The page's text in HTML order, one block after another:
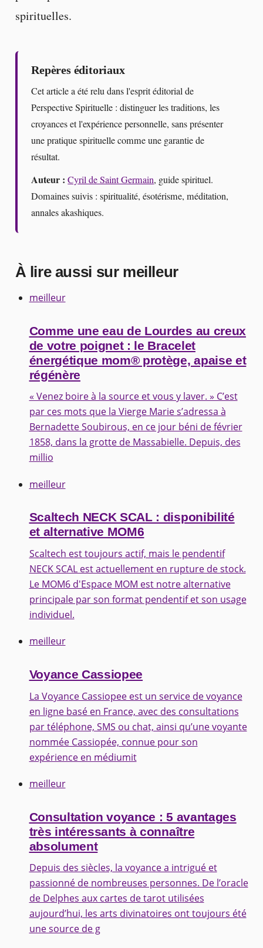
spirituelles.
Repères éditoriaux
Cet article a été relu dans l'esprit éditorial de
Perspective Spirituelle : distinguer les traditions, les
croyances et l'expérience personnelle, sans présenter
une pratique spirituelle comme une garantie de
résultat.
Auteur : Cyril de Saint Germain, guide spirituel.
Domaines suivis : spiritualité, ésotérisme, méditation,
annales akashiques.
À lire aussi sur meilleur
meilleur
Comme une eau de Lourdes au creux
de votre poignet : le Bracelet
énergétique mom® protège, apaise et
régénère
« Venez boire à la source et vous y laver. » C’est
par ces mots que la Vierge Marie s’adressa à
Bernadette Soubirous, en ce jour béni de février
1858, dans la grotte de Massabielle. Depuis, des
millio
meilleur
Scaltech NECK SCAL : disponibilité
et alternative MOM6
Scaltech est toujours actif, mais le pendentif
NECK SCAL est actuellement en rupture de stock.
Le MOM6 d'Espace MOM est notre alternative
principale par son format pendentif et son usage
individuel.
meilleur
Voyance Cassiopee
La Voyance Cassiopee est un service de voyance
en ligne basé en France, avec des consultations
par téléphone, SMS ou chat, ainsi qu’une voyante
nommée Cassiopée, connue pour son
expérience en médiumit
meilleur
Consultation voyance : 5 avantages
très intéressants à connaître
absolument
Depuis des siècles, la voyance a intrigué et
passionné de nombreuses personnes. De l’oracle
de Delphes aux cartes de tarot utilisées
aujourd’hui, les arts divinatoires ont toujours été
une source de g